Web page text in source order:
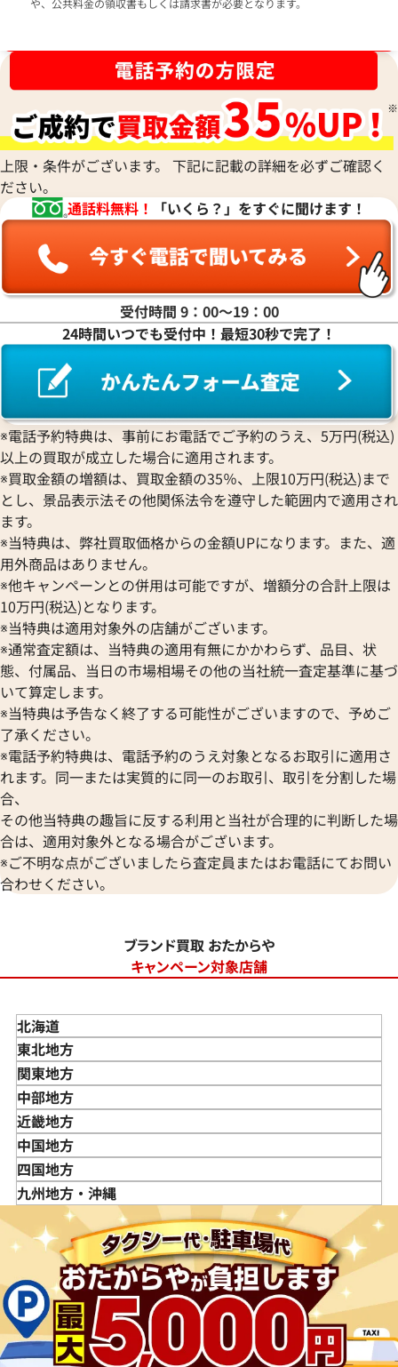
や、公共料金の領収書もしくは請求書が必要となります。
上限・条件がございます。 下記に記載の詳細を必ずご確認く
ださい。
通話料無料！
「いくら？」をすぐに聞けます！
受付時間 9：00〜19：00
24時間いつでも受付中！最短30秒で完了！
※電話予約特典は、事前にお電話でご予約のうえ、5万円(税込)
以上の買取が成立した場合に適用されます。
※買取金額の増額は、買取金額の35％、上限10万円(税込)まで
とし、景品表示法その他関係法令を遵守した範囲内で適用され
ます。
※当特典は、弊社買取価格からの金額UPになります。また、適
用外商品はありません。
※他キャンペーンとの併用は可能ですが、増額分の合計上限は
10万円(税込)となります。
※当特典は適用対象外の店舗がございます。
※通常査定額は、当特典の適用有無にかかわらず、品目、状
態、付属品、当日の市場相場その他の当社統一査定基準に基づ
いて算定します。
※当特典は予告なく終了する可能性がございますので、予めご
了承ください。
※電話予約特典は、電話予約のうえ対象となるお取引に適用さ
れます。同一または実質的に同一のお取引、取引を分割した場
合、
その他当特典の趣旨に反する利用と当社が合理的に判断した場
合は、適用対象外となる場合がございます。
※ご不明な点がございましたら査定員またはお電話にてお問い
合わせください。
ブランド買取 おたからや
キャンペーン対象店舗
北海道
東北地方
青森県
岩手県
宮城県
秋田県
山形県
福島県
関東地方
東京都
神奈川県
埼玉県
千葉県
茨城県
栃木県
群馬県
中部地方
新潟県
富山県
石川県
山梨県
長野県
岐阜県
静岡県
愛知県
近畿地方
三重県
滋賀県
京都府
兵庫県
奈良県
和歌山県
中国地方
鳥取県
島根県
広島県
山口県
四国地方
徳島県
愛媛県
九州地方・沖縄
佐賀県
長崎県
熊本県
大分県
宮崎県
鹿児島県